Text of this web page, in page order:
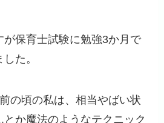
が保育士試験に勉強3か月で
た。
の頃の私は、相当やばい状
か魔法のようなテクニック